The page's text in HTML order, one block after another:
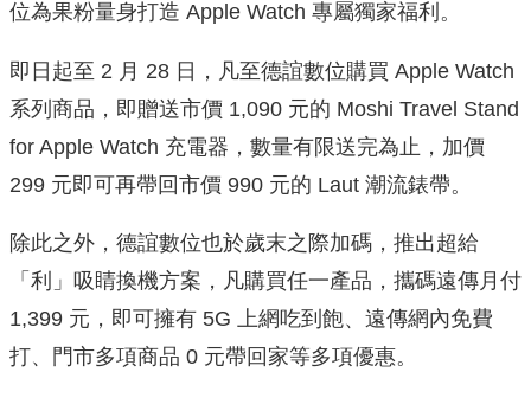
位為果粉量身打造 Apple Watch 專屬獨家福利。
即日起至 2 月 28 日，凡至德誼數位購買 Apple Watch
系列商品，即贈送市價 1,090 元的 Moshi Travel Stand
for Apple Watch 充電器，數量有限送完為止，加價
299 元即可再帶回市價 990 元的 Laut 潮流錶帶。
除此之外，德誼數位也於歲末之際加碼，推出超給
「利」吸睛換機方案，凡購買任一產品，攜碼遠傳月付
1,399 元，即可擁有 5G 上網吃到飽、遠傳網內免費
打、門市多項商品 0 元帶回家等多項優惠。